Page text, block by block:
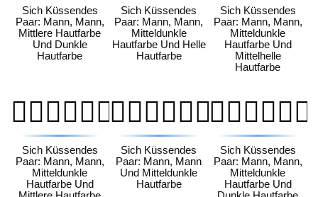
Sich Küssendes
Paar: Mann, Mann,
Mittlere Hautfarbe
Und Dunkle
Hautfarbe
Sich Küssendes
Paar: Mann, Mann,
Mitteldunkle
Hautfarbe Und Helle
Hautfarbe
Sich Küssendes
Paar: Mann, Mann,
Mitteldunkle
Hautfarbe Und
Mittelhelle
Hautfarbe
👨🏾‍❤️‍💋‍👨🏽
Sich Küssendes
Paar: Mann, Mann,
Mitteldunkle
Hautfarbe Und
👨🏾‍❤️‍💋‍👨🏾
Sich Küssendes
Paar: Mann, Mann
Und Mitteldunkle
Hautfarbe
👨🏾‍❤️‍💋‍👨🏿
Sich Küssendes
Paar: Mann, Mann,
Mitteldunkle
Hautfarbe Und